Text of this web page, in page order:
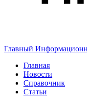
Главный
Главная
Новости
Справочник
Статьи